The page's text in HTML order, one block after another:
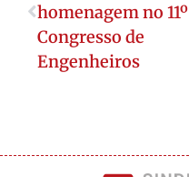
homenagem no 11º
Congresso de
Engenheiros